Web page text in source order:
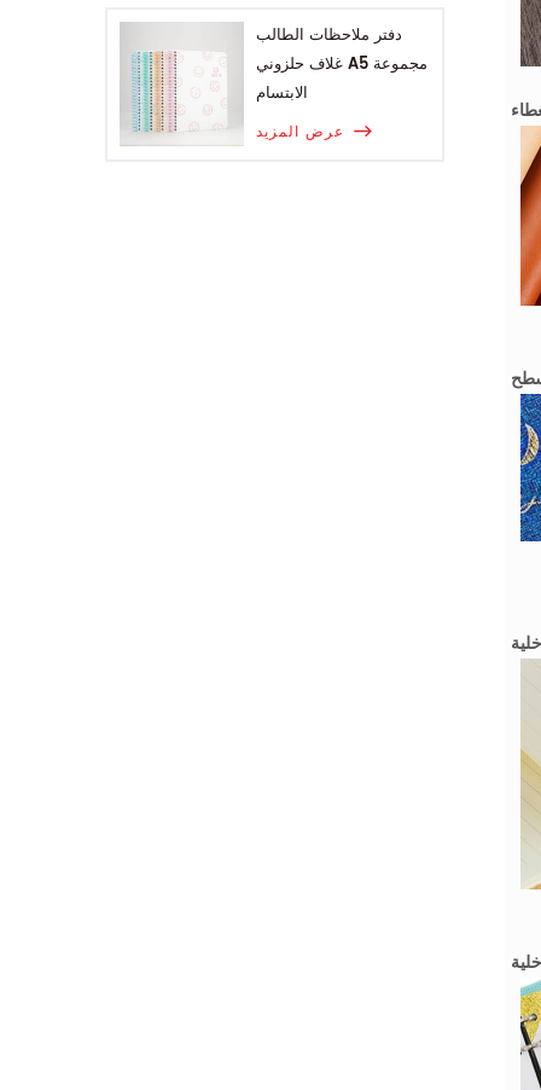
دفتر ملاحظات الطالب
غلاف حلزوني A5 مجموعة
الابتسام
عرض المزيد